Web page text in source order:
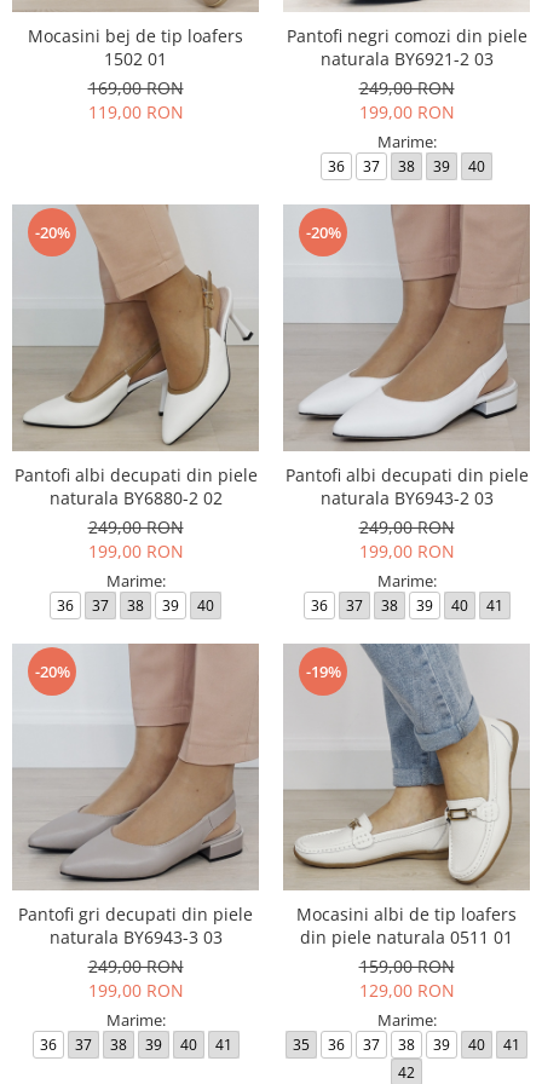
Mocasini bej de tip loafers
1502 01
169,00 RON
119,00 RON
Pantofi negri comozi din piele
naturala BY6921-2 03
249,00 RON
199,00 RON
Marime:
36 37 38 39 40
-20%
Pantofi albi decupati din piele
naturala BY6880-2 02
249,00 RON
199,00 RON
Marime:
36 37 38 39 40
-20%
Pantofi albi decupati din piele
naturala BY6943-2 03
249,00 RON
199,00 RON
Marime:
36 37 38 39 40 41
-20%
Pantofi gri decupati din piele
naturala BY6943-3 03
249,00 RON
199,00 RON
Marime:
36 37 38 39 40 41
-19%
Mocasini albi de tip loafers
din piele naturala 0511 01
159,00 RON
129,00 RON
Marime:
35 36 37 38 39 40
41
42